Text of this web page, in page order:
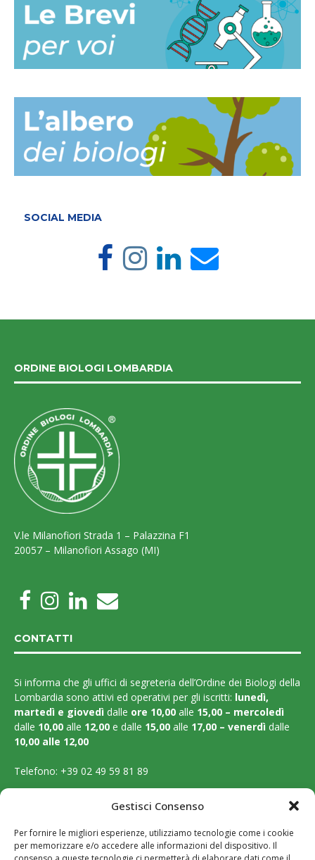
Gestisci Consenso
Per fornire le migliori esperienze, utilizziamo tecnologie come i cookie
per memorizzare e/o accedere alle informazioni del dispositivo. Il
SOCIAL MEDIA
ORDINE BIOLOGI LOMBARDIA
V.le Milanofiori Strada 1 – Palazzina F1
20057 – Milanofiori Assago (MI)
CONTATTI
Si informa che gli uffici di segreteria dell’Ordine dei Biologi della
Lombardia sono attivi ed operativi per gli iscritti: lunedì,
martedì e giovedì dalle ore 10,00 alle 15,00 – mercoledì
dalle 10,00 alle 12,00 e dalle 15,00 alle 17,00 – venerdì dalle
10,00 alle 12,00
Telefono: +39 02 49 59 81 89
segreteria@ordinebiologilombardia.it
LEGAL PAGES